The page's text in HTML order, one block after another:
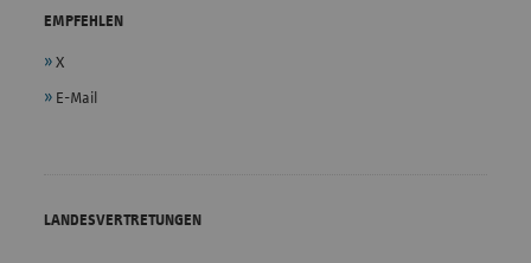
EMPFEHLEN
X
E-Mail
LANDESVERTRETUNGEN